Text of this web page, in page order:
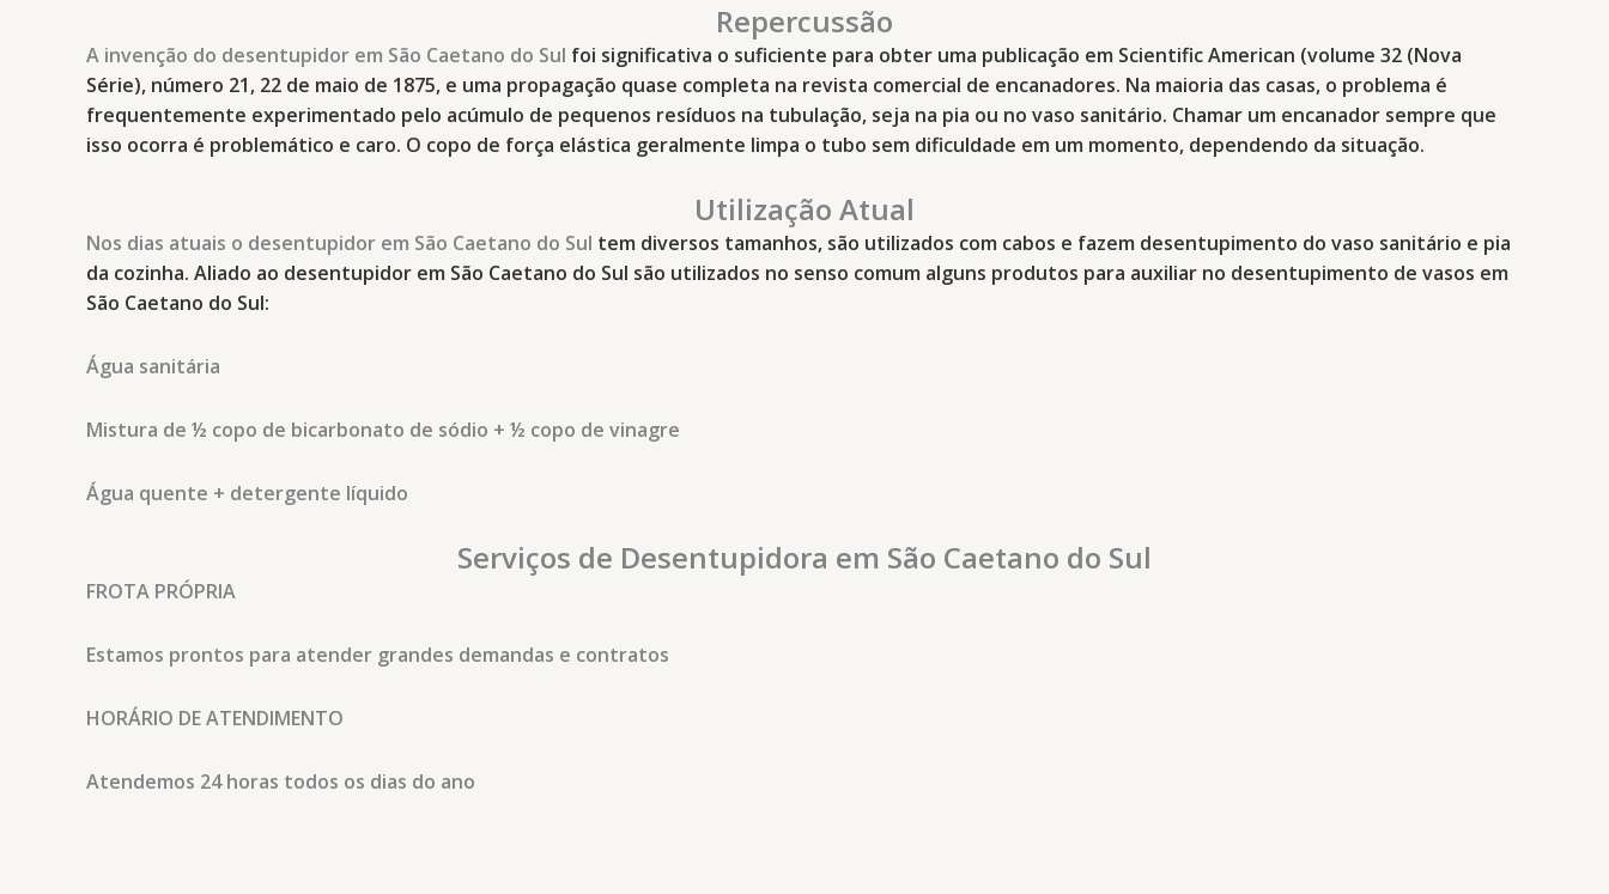
Repercussão
A invenção do desentupidor em São Caetano do Sul foi significativa o suficiente para obter uma publicação em Scientific American (volume 32 (Nova
Série), número 21, 22 de maio de 1875, e uma propagação quase completa na revista comercial de encanadores. Na maioria das casas, o problema é
frequentemente experimentado pelo acúmulo de pequenos resíduos na tubulação, seja na pia ou no vaso sanitário. Chamar um encanador sempre que
isso ocorra é problemático e caro. O copo de força elástica geralmente limpa o tubo sem dificuldade em um momento, dependendo da situação.
Utilização Atual
Nos dias atuais o desentupidor em São Caetano do Sul tem diversos tamanhos, são utilizados com cabos e fazem desentupimento do vaso sanitário e pia
da cozinha. Aliado ao desentupidor em São Caetano do Sul são utilizados no senso comum alguns produtos para auxiliar no desentupimento de vasos em
São Caetano do Sul:
Água sanitária
Mistura de ½ copo de bicarbonato de sódio + ½ copo de vinagre
Água quente + detergente líquido
Serviços de Desentupidora em São Caetano do Sul
FROTA PRÓPRIA
Estamos prontos para atender grandes demandas e contratos
HORÁRIO DE ATENDIMENTO
Atendemos 24 horas todos os dias do ano